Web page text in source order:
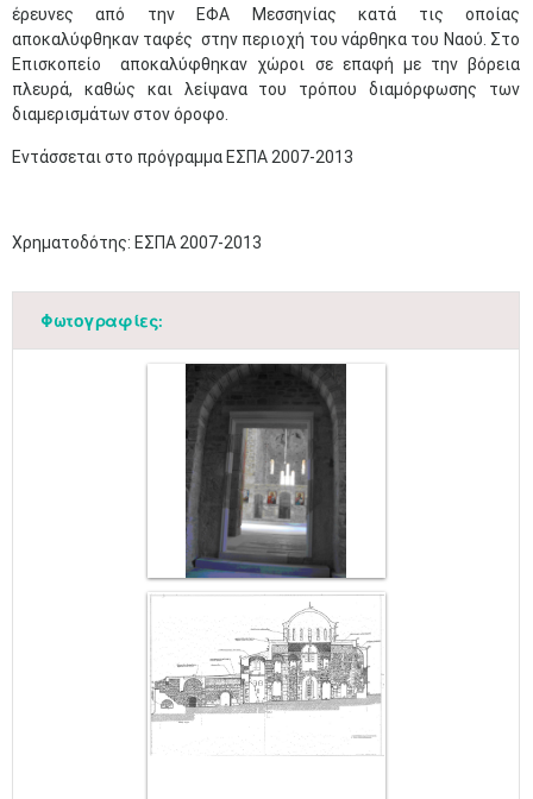
έρευνες από την ΕΦΑ Μεσσηνίας κατά τις οποίας
αποκαλύφθηκαν ταφές στην περιοχή του νάρθηκα του Ναού. Στο
Επισκοπείο αποκαλύφθηκαν χώροι σε επαφή με την βόρεια
πλευρά, καθώς και λείψανα του τρόπου διαμόρφωσης των
διαμερισμάτων στον όροφο.
Εντάσσεται στο πρόγραμμα ​ΕΣΠΑ 2007-2013
Χρηματοδότης: ΕΣΠΑ 2007-2013
Φωτογραφίες: